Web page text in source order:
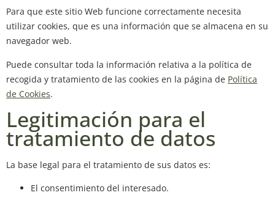
Para que este sitio Web funcione correctamente necesita
utilizar cookies, que es una información que se almacena en su
navegador web.
Puede consultar toda la información relativa a la política de
recogida y tratamiento de las cookies en la página de Política
de Cookies.
Legitimación para el
tratamiento de datos
La base legal para el tratamiento de sus datos es:
El consentimiento del interesado.